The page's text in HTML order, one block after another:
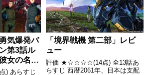
気爆発バ
第3話ル
女の名前
あらすじ
「境界戦機 第二部」レビ
ュー
評価 ★☆☆☆☆(14点) 全13話あ
らすじ 西暦2061年、日本は支配